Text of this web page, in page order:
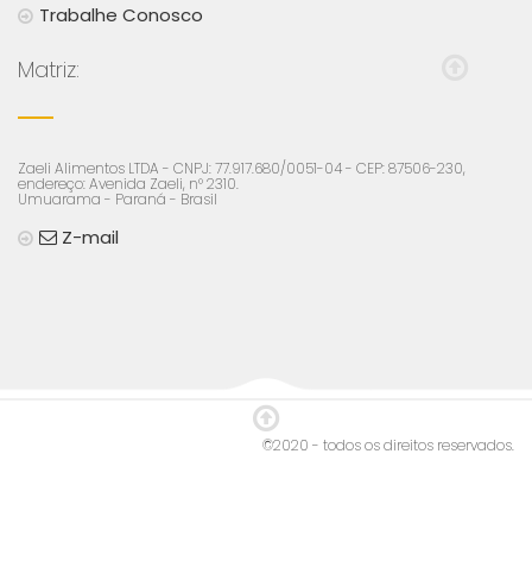
Trabalhe Conosco
Matriz:
Zaeli Alimentos LTDA - CNPJ: 77.917.680/0051-04 - CEP: 87506-230,
endereço: Avenida Zaeli, n° 2310.
Umuarama - Paraná - Brasil
Z-mail
©2020 - todos os direitos reservados.